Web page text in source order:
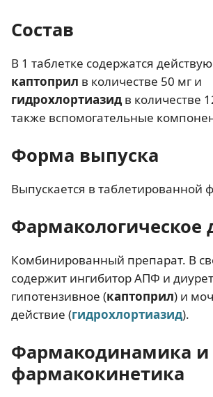
Состав
В 1 таблетке содержатся
каптоприл в количестве 50 мг и
гидрохлортиазид в количестве
также вспомогательные
Форма выпуска
Выпускается в таблетированной
Фармакологическое
Комбинированный препарат. В
содержит ингибитор АПФ и
гипотензивное (каптоприл) и
действие (гидрохлортиазид).
Фармакодинамика и
фармакокинетика